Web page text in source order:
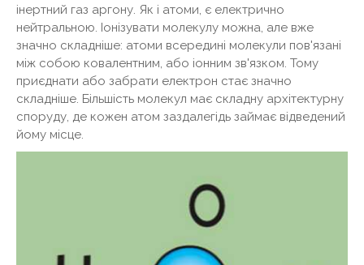
інертний газ аргону. Як і атоми, є електрично
нейтральною. Іонізувати молекулу можна, але вже
значно складніше: атоми всередині молекули пов'язані
між собою ковалентним, або іонним зв'язком. Тому
приєднати або забрати електрон стає значно
складніше. Більшість молекул має складну архітектурну
споруду, де кожен атом заздалегідь займає відведений
йому місце.